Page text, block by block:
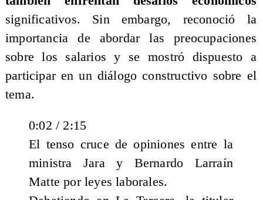
significativos. Sin embargo, reconoció la
importancia de abordar las preocupaciones
sobre los salarios y se mostró dispuesto a
participar en un diálogo constructivo sobre el
tema.
0:02 / 2:15
El tenso cruce de opiniones entre la
ministra Jara y Bernardo Larraín
Matte por leyes laborales.